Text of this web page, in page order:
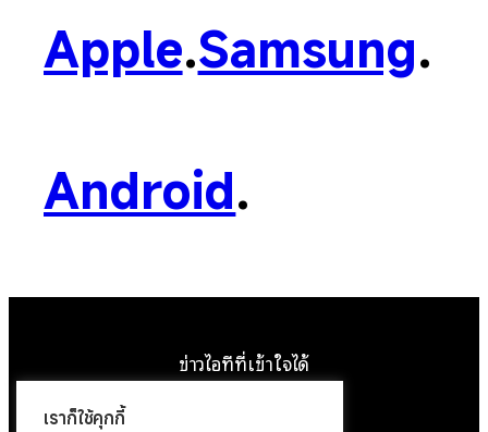
Apple.Samsung.
Android.
ข่าวไอทีที่เข้าใจได้
เราก็ใช้คุกกี้